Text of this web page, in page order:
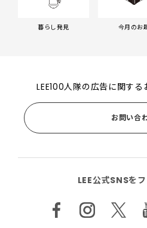
暮らし発見 今月のお
LEE100人隊の広告に関す
お問い合
LEE公式SNSを